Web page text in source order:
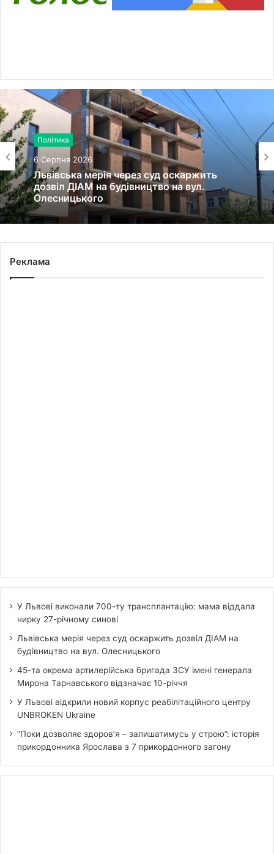
Політика
6 Серпня 2026
Львівська мерія через суд оскаржить
дозвіл ДІАМ на будівництво на вул.
Олесницького
Реклама
У Львові виконали 700-ту трансплантацію: мама віддала
нирку 27-річному синові
Львівська мерія через суд оскаржить дозвіл ДІАМ на
будівництво на вул. Олесницького
45-та окрема артилерійська бригада ЗСУ імені генерала
Мирона Тарнавського відзначає 10-річчя
У Львові відкрили новий корпус реабілітаційного центру
UNBROKEN Ukraine
“Поки дозволяє здоров’я – залишатимусь у строю”: історія
прикордонника Ярослава з 7 прикордонного загону